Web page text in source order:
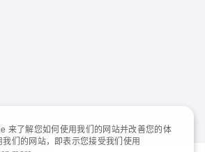
来了解您如何使用我们的网站并改善您的体
们的网站，即表示您接受我们使用